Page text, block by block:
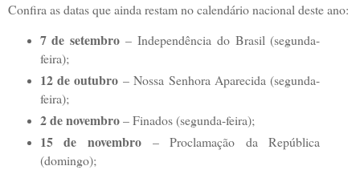
Confira as datas que ainda restam no calendário nacional deste ano:
7 de setembro – Independência do Brasil (segunda-
feira);
12 de outubro – Nossa Senhora Aparecida (segunda-
feira);
2 de novembro– Finados (segunda-feira);
15 de novembro– Proclamação da República
(domingo);